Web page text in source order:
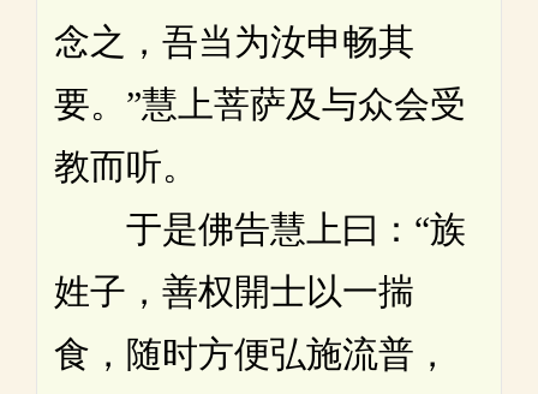
念之，吾当为汝申畅其
要。”慧上菩萨及与众会受
教而听。
于是佛告慧上曰：“族
姓子，善权開士以一揣
食，随时方便弘施流普，